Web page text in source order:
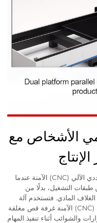
الأشخاص مع
تتميَّز آلة قص الليزر باستخدام التحكم العددي الآلي (CNC) الآمنة عندما
التشغيل، بدلًا من
المادي. فتستخدم آلة
قص الليزر باستخدام التحكم العددي الآلي (CNC) الآمنة غرفة قص مغلقة
والشوائب أثناء تنفيذ المهام